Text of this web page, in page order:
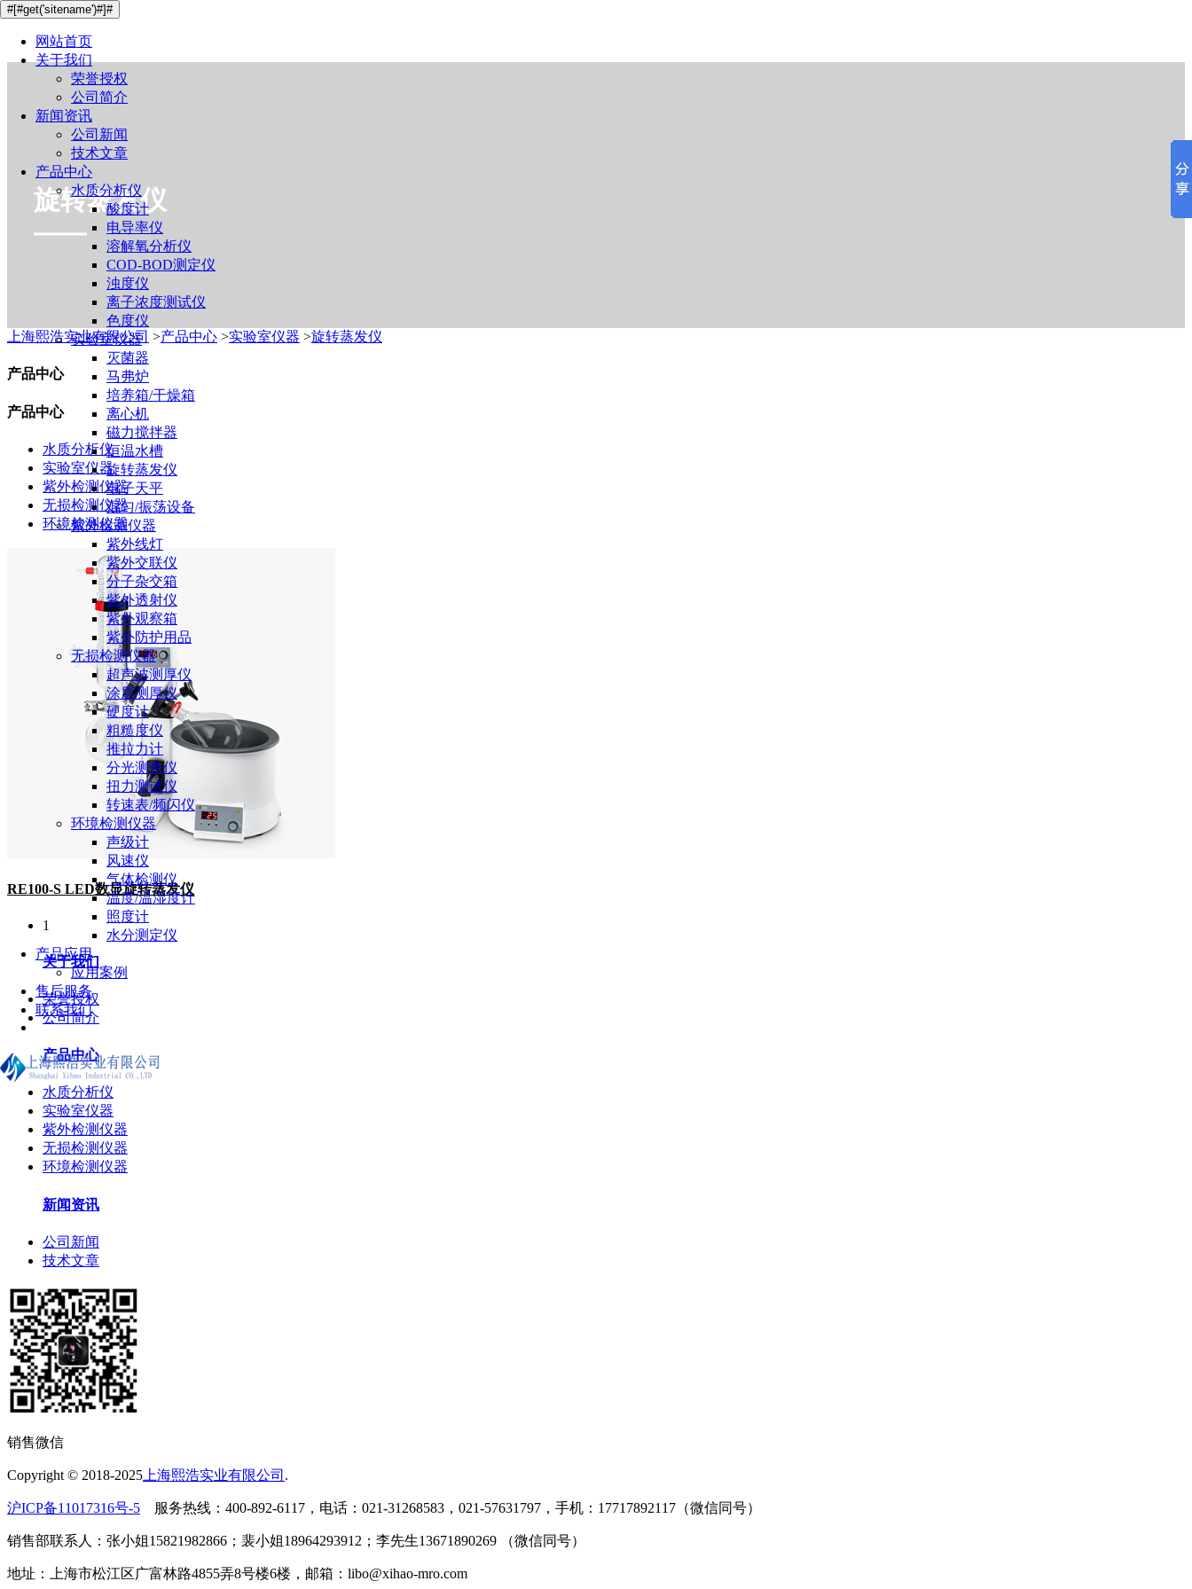
#[#get('sitename')#]#
网站首页
关于我们
荣誉授权
公司简介
新闻资讯
公司新闻
技术文章
产品中心
水质分析仪
酸度计
电导率仪
溶解氧分析仪
COD-BOD测定仪
浊度仪
离子浓度测试仪
色度仪
实验室仪器
灭菌器
马弗炉
培养箱/干燥箱
离心机
磁力搅拌器
恒温水槽
旋转蒸发仪
电子天平
混匀/振荡设备
紫外检测仪器
紫外线灯
紫外交联仪
分子杂交箱
紫外透射仪
紫外观察箱
紫外防护用品
无损检测仪器
超声波测厚仪
涂层测厚仪
硬度计
粗糙度仪
推拉力计
分光测色仪
扭力测试仪
转速表/频闪仪
环境检测仪器
声级计
风速仪
气体检测仪
温度/温湿度计
照度计
水分测定仪
产品应用
应用案例
售后服务
联系我们
旋转蒸发仪
上海熙浩实业有限公司 >产品中心 >实验室仪器 >旋转蒸发仪
产品中心
产品中心
水质分析仪
实验室仪器
紫外检测仪器
无损检测仪器
环境检测仪器
RE100-S LED数显旋转蒸发仪
1
关于我们
荣誉授权
公司简介
产品中心
水质分析仪
实验室仪器
紫外检测仪器
无损检测仪器
环境检测仪器
新闻资讯
公司新闻
技术文章
销售微信
Copyright © 2018-2025 上海熙浩实业有限公司 .
沪ICP备11017316号-5 服务热线：400-892-6117，电话：021-31268583，021-57631797，手机：17717892117（微信同号）
销售部联系人：张小姐15821982866；裴小姐18964293912；李先生13671890269 （微信同号）
地址：上海市松江区广富林路4855弄8号楼6楼，邮箱：libo@xihao-mro.com